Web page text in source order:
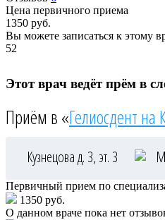
Цена первичного приема
1350 руб.
Вы можете записаться к этому
52
Этот врач ведёт прём в
Приём в «Гелиосдент на
Кузнецова д. 3, эт. 3
Первичный прием по
1350 руб.
О данном враче пока нет